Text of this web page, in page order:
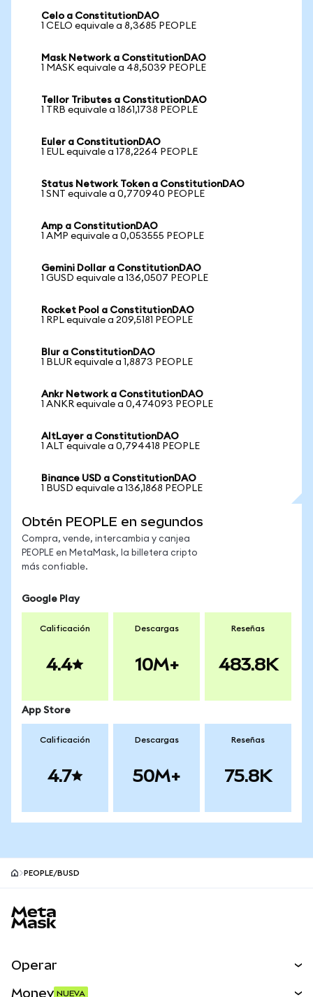
Celo a ConstitutionDAO
1 CELO equivale a 8,3685 PEOPLE
Mask Network a ConstitutionDAO
1 MASK equivale a 48,5039 PEOPLE
Tellor Tributes a ConstitutionDAO
1 TRB equivale a 1861,1738 PEOPLE
Euler a ConstitutionDAO
1 EUL equivale a 178,2264 PEOPLE
Status Network Token a ConstitutionDAO
1 SNT equivale a 0,770940 PEOPLE
Amp a ConstitutionDAO
1 AMP equivale a 0,053555 PEOPLE
Gemini Dollar a ConstitutionDAO
1 GUSD equivale a 136,0507 PEOPLE
Rocket Pool a ConstitutionDAO
1 RPL equivale a 209,5181 PEOPLE
Blur a ConstitutionDAO
1 BLUR equivale a 1,8873 PEOPLE
Ankr Network a ConstitutionDAO
1 ANKR equivale a 0,474093 PEOPLE
AltLayer a ConstitutionDAO
1 ALT equivale a 0,794418 PEOPLE
Binance USD a ConstitutionDAO
1 BUSD equivale a 136,1868 PEOPLE
Obtén PEOPLE en segundos
Compra, vende, intercambia y canjea
PEOPLE en MetaMask, la billetera cripto
más confiable.
Google Play
Calificación
4.4
Descargas
10M+
Reseñas
483.8K
App Store
Calificación
4.7
Descargas
50M+
Reseñas
75.8K
PEOPLE/BUSD
Operar
Money NUEVA